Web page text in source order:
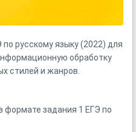
русскому языку (2022) для
обработку
стилей и жанров.
формате задания 1 ЕГЭ по